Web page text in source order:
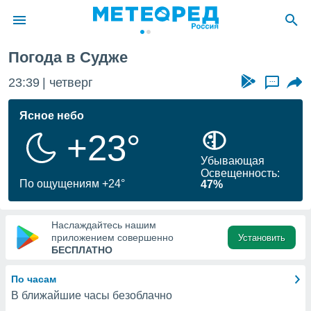
о
Вы можете
к этому
доступ
Погода в Судже
23:39 четверг ...
Ясное небо
+23°
По ощущениям +24°
Убывающая
Освещенность:
47%
Наслаждайтесь нашим
приложением совершенно
БЕСПЛАТНО
Установить
По часам
В ближайшие часы безоблачно